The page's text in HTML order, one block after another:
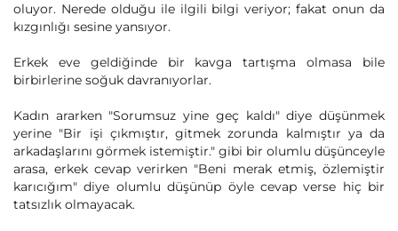
oluyor. Nerede olduğu ile ilgili bilgi veriyor; fakat onun da
kızgınlığı sesine yansıyor.
Erkek eve geldiğinde bir kavga tartışma olmasa bile
birbirlerine soğuk davranıyorlar.
Kadın ararken "Sorumsuz yine geç kaldı" diye düşünmek
yerine "Bir işi çıkmıştır, gitmek zorunda kalmıştır ya da
arkadaşlarını görmek istemiştir." gibi bir olumlu düşünceyle
arasa, erkek cevap verirken "Beni merak etmiş, özlemiştir
karıcığım" diye olumlu düşünüp öyle cevap verse hiç bir
tatsızlık olmayacak.